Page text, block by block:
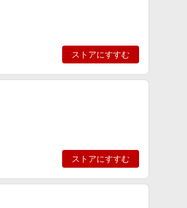
ストアにすすむ
ストアにすすむ